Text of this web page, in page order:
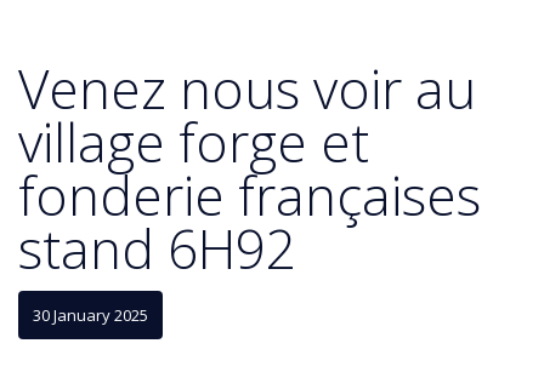
Venez nous voir au
village forge et
fonderie françaises
stand 6H92
30 January 2025